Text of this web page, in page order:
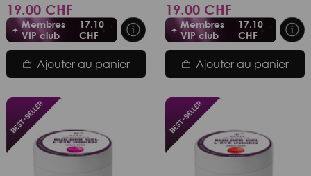
19.00 CHF
Membres
VIP club
17.10
CHF
Ajouter au panier
19.00 CHF
Membres
VIP club
17.10
CHF
Ajouter au panier